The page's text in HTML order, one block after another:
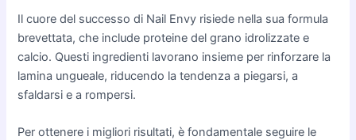
Il cuore del successo di Nail Envy risiede nella sua formula
brevettata, che include proteine del grano idrolizzate e
calcio. Questi ingredienti lavorano insieme per rinforzare la
lamina ungueale, riducendo la tendenza a piegarsi, a
sfaldarsi e a rompersi.
Per ottenere i migliori risultati, è fondamentale seguire le